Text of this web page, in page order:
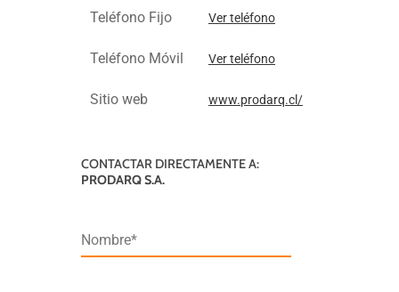
Teléfono Fijo Ver teléfono
Teléfono Móvil Ver teléfono
Sitio web www.prodarq.cl/
CONTACTAR DIRECTAMENTE A:
PRODARQ S.A.
Nombre*